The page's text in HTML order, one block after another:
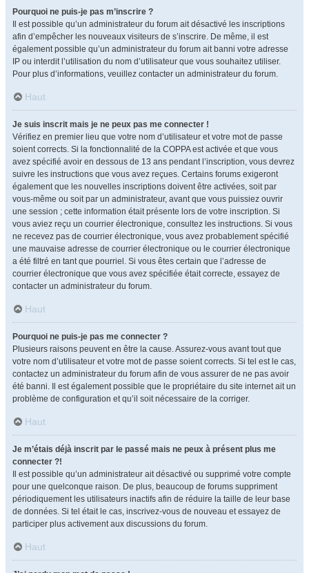
Pourquoi ne puis-je pas m’inscrire ?
Il est possible qu’un administrateur du forum ait désactivé les inscriptions
afin d’empêcher les nouveaux visiteurs de s’inscrire. De même, il est
également possible qu’un administrateur du forum ait banni votre adresse
IP ou interdit l’utilisation du nom d’utilisateur que vous souhaitez utiliser.
Pour plus d’informations, veuillez contacter un administrateur du forum.
Haut
Je suis inscrit mais je ne peux pas me connecter !
Vérifiez en premier lieu que votre nom d’utilisateur et votre mot de passe
soient corrects. Si la fonctionnalité de la COPPA est activée et que vous
avez spécifié avoir en dessous de 13 ans pendant l’inscription, vous devrez
suivre les instructions que vous avez reçues. Certains forums exigeront
également que les nouvelles inscriptions doivent être activées, soit par
vous-même ou soit par un administrateur, avant que vous puissiez ouvrir
une session ; cette information était présente lors de votre inscription. Si
vous aviez reçu un courrier électronique, consultez les instructions. Si vous
ne recevez pas de courrier électronique, vous avez probablement spécifié
une mauvaise adresse de courrier électronique ou le courrier électronique
a été filtré en tant que pourriel. Si vous êtes certain que l’adresse de
courrier électronique que vous avez spécifiée était correcte, essayez de
contacter un administrateur du forum.
Haut
Pourquoi ne puis-je pas me connecter ?
Plusieurs raisons peuvent en être la cause. Assurez-vous avant tout que
votre nom d’utilisateur et votre mot de passe soient corrects. Si tel est le cas,
contactez un administrateur du forum afin de vous assurer de ne pas avoir
été banni. Il est également possible que le propriétaire du site internet ait un
problème de configuration et qu’il soit nécessaire de la corriger.
Haut
Je m’étais déjà inscrit par le passé mais ne peux à présent plus me
connecter ?!
Il est possible qu’un administrateur ait désactivé ou supprimé votre compte
pour une quelconque raison. De plus, beaucoup de forums suppriment
périodiquement les utilisateurs inactifs afin de réduire la taille de leur base
de données. Si tel était le cas, inscrivez-vous de nouveau et essayez de
participer plus activement aux discussions du forum.
Haut